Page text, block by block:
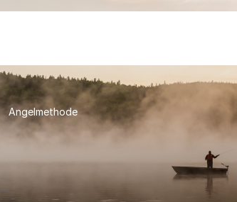
Angelmethode